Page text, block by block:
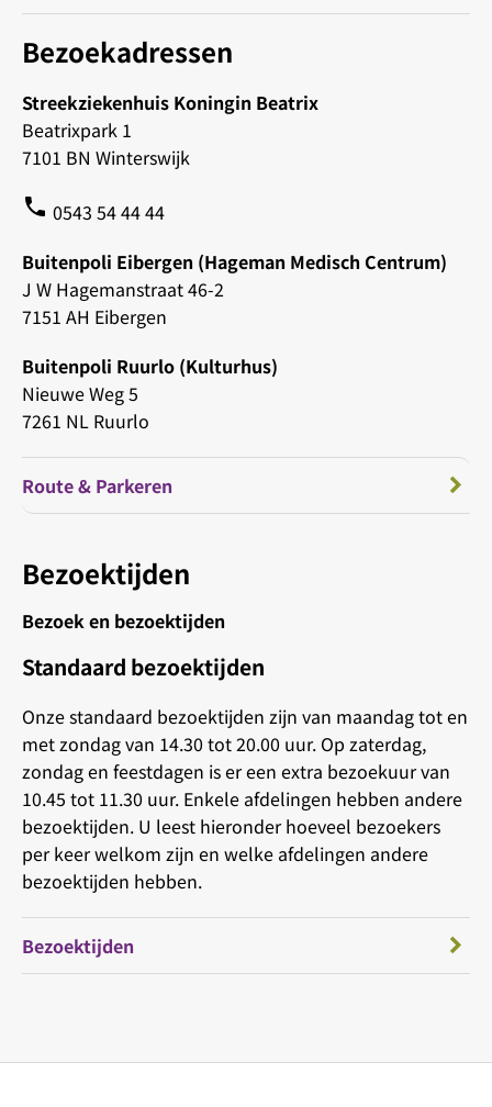
Bezoekadressen
Streekziekenhuis Koningin Beatrix
Beatrixpark 1
7101 BN Winterswijk
phone 0543 54 44 44
Buitenpoli Eibergen (Hageman Medisch Centrum)
J W Hagemanstraat 46-2
7151 AH Eibergen
Buitenpoli Ruurlo (Kulturhus)
Nieuwe Weg 5
7261 NL Ruurlo
Route & Parkeren
Bezoektijden
Bezoek en bezoektijden
Standaard bezoektijden
Onze standaard bezoektijden zijn van maandag tot en
met zondag van 14.30 tot 20.00 uur. Op zaterdag,
zondag en feestdagen is er een extra bezoekuur van
10.45 tot 11.30 uur. Enkele afdelingen hebben andere
bezoektijden. U leest hieronder hoeveel bezoekers
per keer welkom zijn en welke afdelingen andere
bezoektijden hebben.
Bezoektijden